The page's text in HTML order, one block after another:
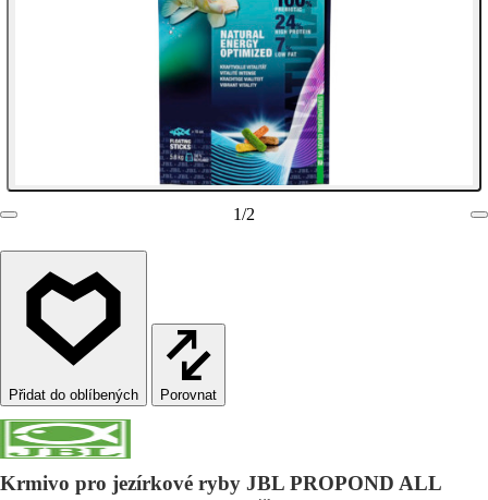
1/2
Porovnat
Krmivo pro jezírkové ryby JBL PROPOND ALL